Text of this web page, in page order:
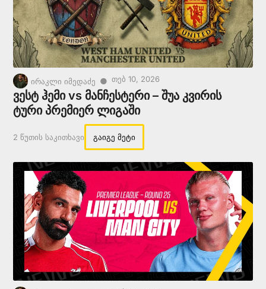
ირაკლი იმედაძე ● Თებ 10, 2026
ვესტ ჰემი vs მანჩესტერი – შუა კვირის
ტური პრემიერ ლიგაში
2 Წუთის Საკითხავი გაიგე მეტი